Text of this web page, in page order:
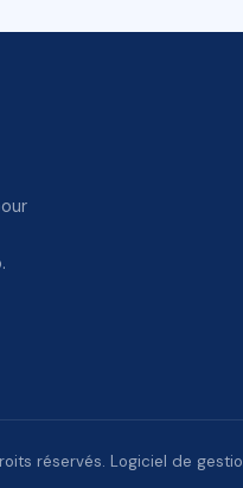
réservés. Logiciel de